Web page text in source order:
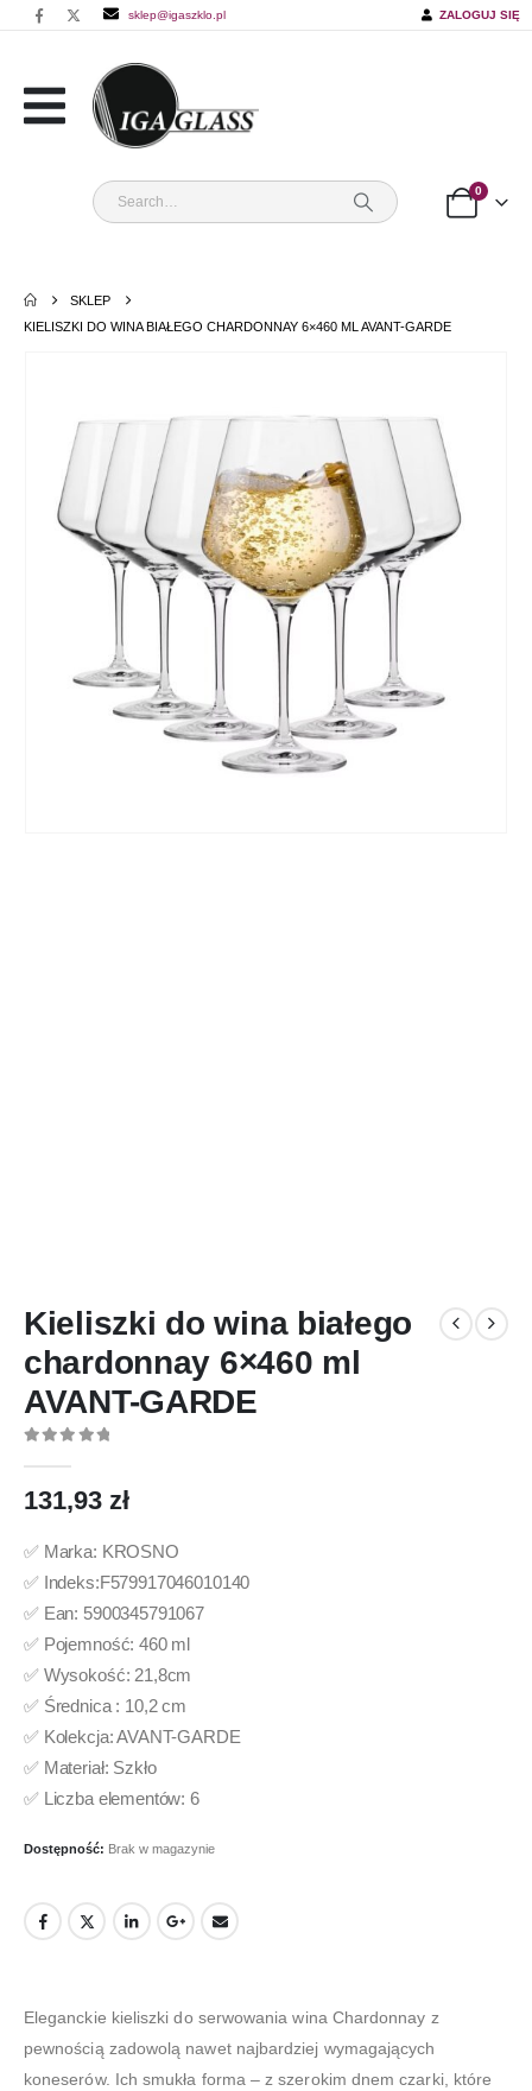
sklep@igaszklo.pl ZALOGUJ SIĘ
0
SKLEP
KIELISZKI DO WINA BIAŁEGO CHARDONNAY 6×460 ML AVANT-GARDE
Kieliszki do wina białego
chardonnay 6×460 ml
AVANT-GARDE
131,93 zł
✅ Marka: KROSNO
✅ Indeks:F579917046010140
✅ Ean: 5900345791067
✅ Pojemność: 460 ml
✅ Wysokość: 21,8cm
✅ Średnica : 10,2 cm
✅ Kolekcja: AVANT-GARDE
✅ Materiał: Szkło
✅ Liczba elementów: 6
Dostępność: Brak w magazynie
Eleganckie kieliszki do serwowania wina Chardonnay z
pewnością zadowolą nawet najbardziej wymagających
koneserów. Ich smukła forma – z szerokim dnem czarki, które